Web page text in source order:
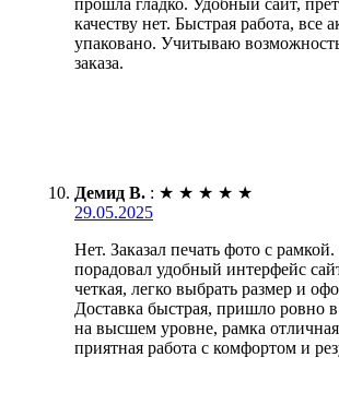
прошла гладко. Удобный сайт,
качеству нет. Быстрая работа, все
упаковано. Учитываю
заказа.
Демид В. : ★ ★ ★ ★ ★
29.05.2025
Нет. Заказал печать фото с
порадовал удобный интерфейс
четкая, легко выбрать размер и
Доставка быстрая, пришло ровно
на высшем уровне, рамка
приятная работа с комфортом и